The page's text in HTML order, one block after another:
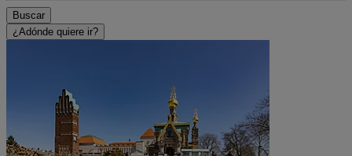
Buscar
¿Adónde quiere ir?